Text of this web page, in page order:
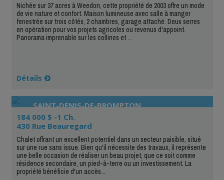
Nichée sur 37 acres à Weedon, cette propriété de 2003 offre un mode
de vie nature et confort. Maison lumineuse avec salle à manger
fenestrée sur trois côtés, 2 chambres, garage attaché. Deux serres
en opération pour vos projets agricoles ou revenus d'appoint.
Panorama imprenable sur les collines et ...
Détails
SAINT-DENIS-DE-BROMPTON
184 000 $ -1 Ch.
430 Rue Beauregard
Chalet offrant un excellent potentiel dans un secteur paisible, situé
sur une rue sans issue. Bien qu'il nécessite des travaux, il représente
une belle occasion de réaliser un beau projet, que ce soit comme
résidence secondaire, un pied-à-terre ou un investissement. La
propriété bénéficie d'un accès...